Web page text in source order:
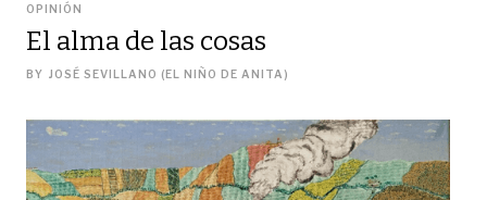
OPINIÓN
El alma de las cosas
BY JOSÉ SEVILLANO (EL NIÑO DE ANITA)